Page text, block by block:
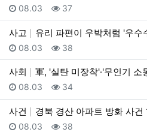
등록일
08.03 조회
37
사고 유리 파편이 우박처럼 '우
등록일
08.03 조회
38
사회 軍, '실탄 미장착'·'무인기
등록일
08.03 조회
34
사건 경북 경산 아파트 방화 사
등록일
08.03 조회
38